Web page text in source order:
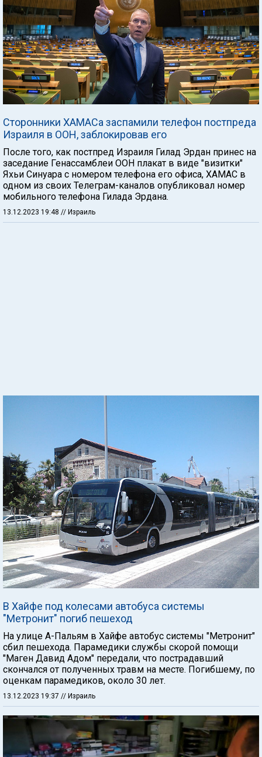
Сторонники ХАМАСа заспамили телефон постпреда
Израиля в ООН, заблокировав его
После того, как постпред Израиля Гилад Эрдан принес на
заседание Генассамблеи ООН плакат в виде "визитки"
Яхьи Синуара с номером телефона его офиса, ХАМАС в
одном из своих Телеграм-каналов опубликовал номер
мобильного телефона Гилада Эрдана.
13.12.2023 19:48 // Израиль
В Хайфе под колесами автобуса системы
"Метронит" погиб пешеход
На улице А-Пальям в Хайфе автобус системы "Метронит"
сбил пешехода. Парамедики службы скорой помощи
"Маген Давид Адом" передали, что пострадавший
скончался от полученных травм на месте. Погибшему, по
оценкам парамедиков, около 30 лет.
13.12.2023 19:37 // Израиль